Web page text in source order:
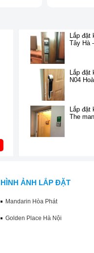
Lắp đặt
Tây Hà
Lắp đặt
N04
Lắp đặt
The
HÌNH ẢNH LẮP ĐẶT
Mandarin Hòa Phát
Golden Place Hà Nội